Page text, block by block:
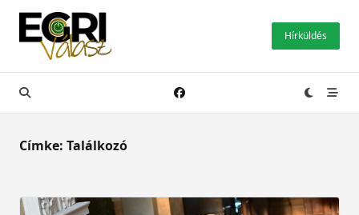
Skip
content
Hírküldés
Címke: Találkozó